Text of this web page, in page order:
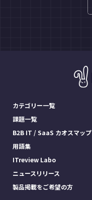
カテゴリー一覧
課題一覧
B2B IT / SaaS カオスマップ
用語集
ITreview Labo
ニュースリリース
製品掲載をご希望の方